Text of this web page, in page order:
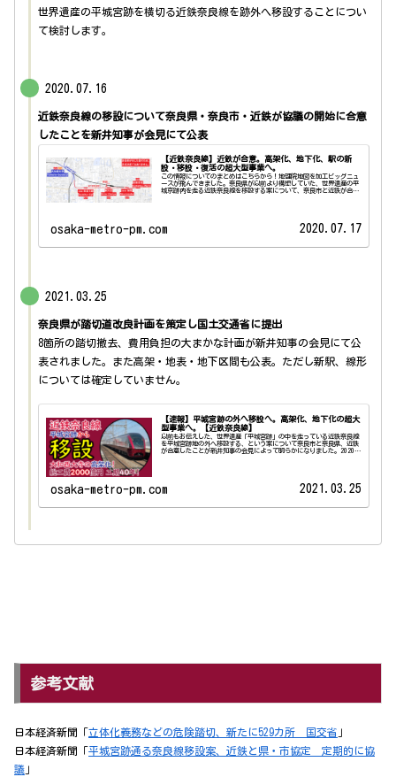
世界遺産の平城宮跡を横切る近鉄奈良線を跡外へ移設することについ
て検討します。
2020.07.16
近鉄奈良線の移設について奈良県・奈良市・近鉄が協議の開始に合意
したことを新井知事が会見にて公表
【近鉄奈良線】近鉄が合意。高架化、地下化、駅の新
設・移設・復活の超大型事業へ。
この情報についてのまとめはこちらから！地理院地図を加工ビッグニュ
ースが飛んできました。奈良県が以前より構想していた、世界遺産の平
城京跡内を走る近鉄奈良線を移設する案について、奈良市と近鉄が合意
osaka-metro-pm.com 2020.07.17
2021.03.25
奈良県が踏切道改良計画を策定し国土交通省に提出
8箇所の踏切撤去、費用負担の大まかな計画が新井知事の会見にて公
表されました。また高架・地表・地下区間も公表。ただし新駅、線形
については確定していません。
【速報】平城宮跡の外へ移設へ。高架化、地下化の超大
型事業へ。【近鉄奈良線】
以前もお伝えした、世界遺産「平城宮跡」の中を走っている近鉄奈良線
を平城宮跡地の外へ移設する、という案について奈良市と奈良県、近鉄
が合意したことが新井知事の会見によって明らかになりました。2020年
osaka-metro-pm.com 2021.03.25
参考文献
日本経済新聞「 立体化義務などの危険踏切、新たに529カ所 国交省 」
日本経済新聞「 平城宮跡通る奈良線移設案、近鉄と県・市協定 定期的に協
議 」